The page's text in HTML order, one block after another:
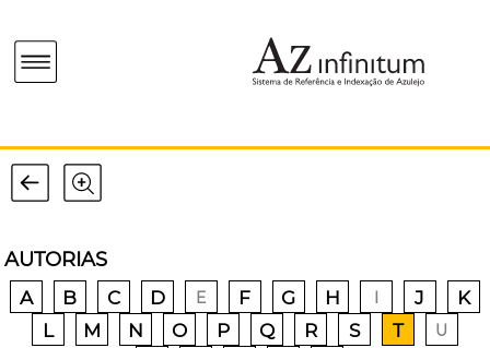
AUTORIAS
A B C D E F G H I J
K
L
M N O P Q R S T U